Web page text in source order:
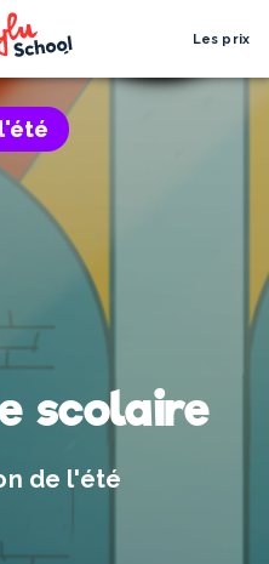
Les prix
scolaire
de l'été